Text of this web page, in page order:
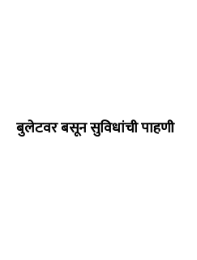
बुलेटवर बसून सुविधांची पाहणी